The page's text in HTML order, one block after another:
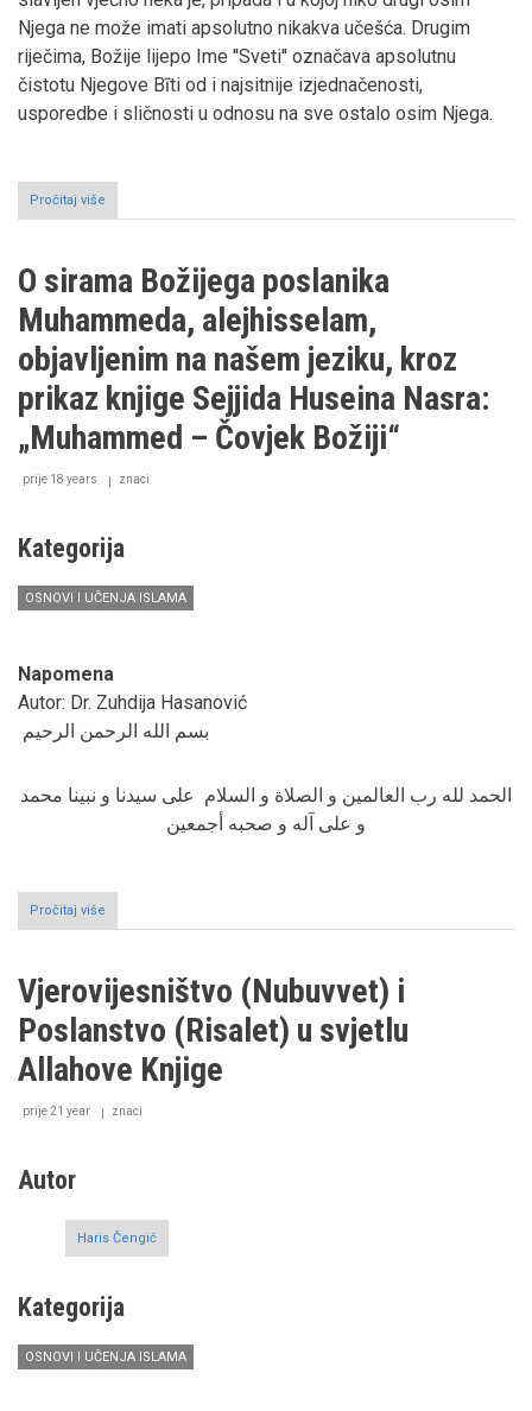
Njega ne može imati apsolutno nikakva učešća. Drugim
riječima, Božije lijepo Ime ''Sveti'' označava apsolutnu
čistotu Njegove Bīti od i najsitnije izjednačenosti,
usporedbe i sličnosti u odnosu na sve ostalo osim Njega.
Pročitaj više
Jedno
svetosti
O sirama Božijega poslanika
Muhammeda, alejhisselam,
objavljenim na našem jeziku, kroz
prikaz knjige Sejjida Huseina Nasra:
„Muhammed – Čovjek Božiji“
prije 18 years znaci
Kategorija
OSNOVI I UČENJA ISLAMA
Napomena
Autor: Dr. Zuhdija Hasanović
بسم الله الرحمن الرحيم
الحمد لله رب العالمين و الصلاة و السلام على سيدنا و نبينا محمد
و على آله و صحبه أجمعين
Pročitaj više
O
poslanika
Muhammeda,
alejhisselam,
na
jeziku,
Nasra:
„Muhammed
Čovjek
Božiji“
Vjerovijesništvo (Nubuvvet) i
Poslanstvo (Risalet) u svjetlu
Allahove Knjige
prije 21 year znaci
Autor
Haris Čengić
Kategorija
OSNOVI I UČENJA ISLAMA